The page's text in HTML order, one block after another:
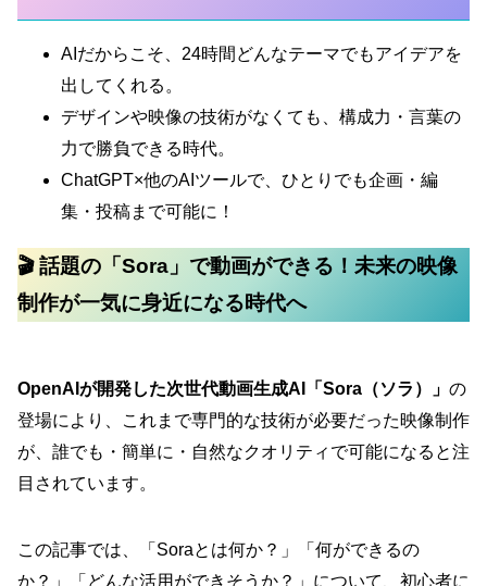
AIだからこそ、24時間どんなテーマでもアイデアを
出してくれる。
デザインや映像の技術がなくても、構成力・言葉の
力で勝負できる時代。
ChatGPT×他のAIツールで、ひとりでも企画・編
集・投稿まで可能に！
🎬 話題の「Sora」で動画ができる！未来の映像
制作が一気に身近になる時代へ
OpenAIが開発した次世代動画生成AI「Sora（ソラ）」 の
登場により、これまで専門的な技術が必要だった映像制作
が、誰でも・簡単に・自然なクオリティで可能になると注
目されています。
この記事では、「Soraとは何か？」「何ができるの
か？」「どんな活用ができそうか？」について、初心者に